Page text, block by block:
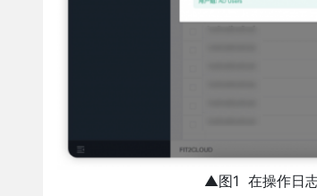
▲图1 在操作日志